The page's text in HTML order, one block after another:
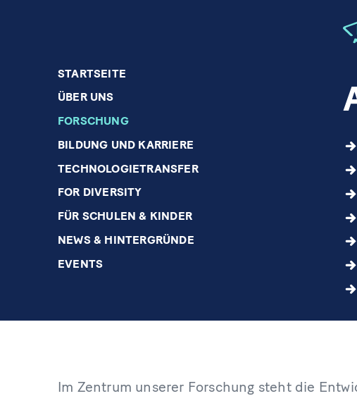
STARTSEITE
ÜBER UNS
FORSCHUNG
BILDUNG UND KARRIERE
TECHNOLOGIETRANSFER
FOR DIVERSITY
FÜR SCHULEN & KINDER
NEWS & HINTERGRÜNDE
EVENTS
Im Zentrum unserer Forschung steht die